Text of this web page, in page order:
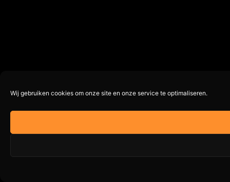
Wij gebruiken cookies om onze site en onze service te optimaliseren.